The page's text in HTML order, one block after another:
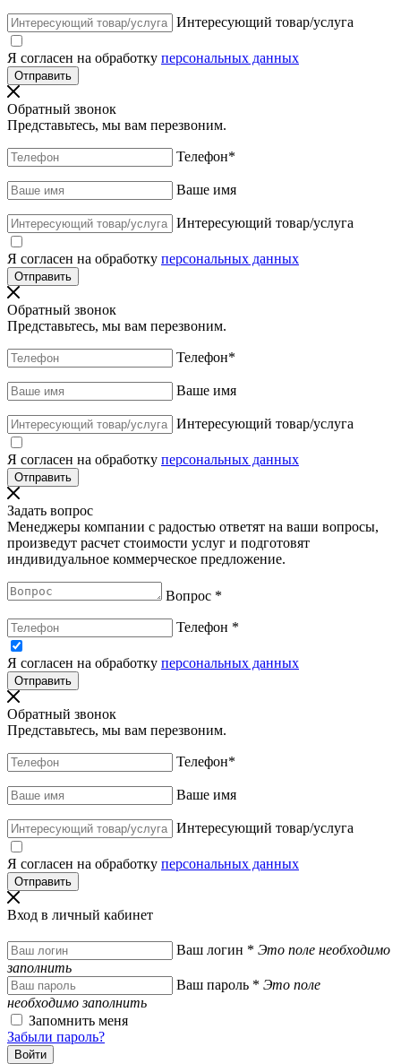
Интересующий товар/услуга
Я согласен на обработку персональных данных
Обратный звонок
Представьтесь, мы вам перезвоним.
Телефон*
Ваше имя
Интересующий товар/услуга
Я согласен на обработку персональных данных
Обратный звонок
Представьтесь, мы вам перезвоним.
Телефон*
Ваше имя
Интересующий товар/услуга
Я согласен на обработку персональных данных
Задать вопрос
Менеджеры компании с радостью ответят на ваши вопросы,
произведут расчет стоимости услуг и подготовят
индивидуальное коммерческое предложение.
Вопрос *
Телефон *
Я согласен на обработку персональных данных
Обратный звонок
Представьтесь, мы вам перезвоним.
Телефон*
Ваше имя
Интересующий товар/услуга
Я согласен на обработку персональных данных
Вход в личный кабинет
Ваш логин * Это поле необходимо
заполнить
Ваш пароль * Это поле
необходимо заполнить
Запомнить меня
Забыли пароль?